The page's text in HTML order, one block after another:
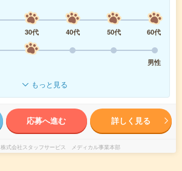
30代 40代 50代
60代
男性
もっと見る
応募へ進む 詳しく見る
株式会社スタッフサービス メディカル事業本部